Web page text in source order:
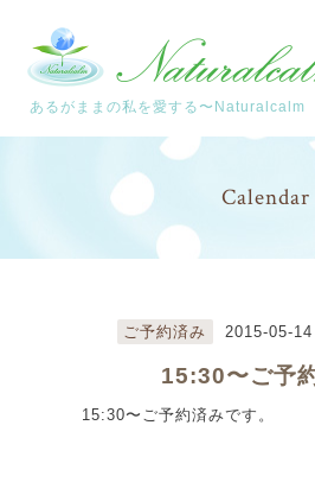
あるがままの私を愛する〜Naturalcalm
Calendar
ご予約済み 2015-05-
15:30〜ご予
15:30〜ご予約済みです。